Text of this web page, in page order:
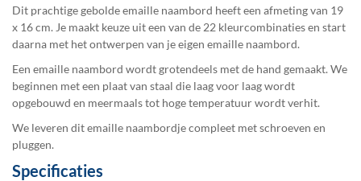
Dit prachtige gebolde emaille naambord heeft een afmeting van 19
x 16 cm. Je maakt keuze uit een van de 22 kleurcombinaties en start
daarna met het ontwerpen van je eigen emaille naambord.
Een emaille naambord wordt grotendeels met de hand gemaakt. We
beginnen met een plaat van staal die laag voor laag wordt
opgebouwd en meermaals tot hoge temperatuur wordt verhit.
We leveren dit emaille naambordje compleet met schroeven en
pluggen.
Specificaties